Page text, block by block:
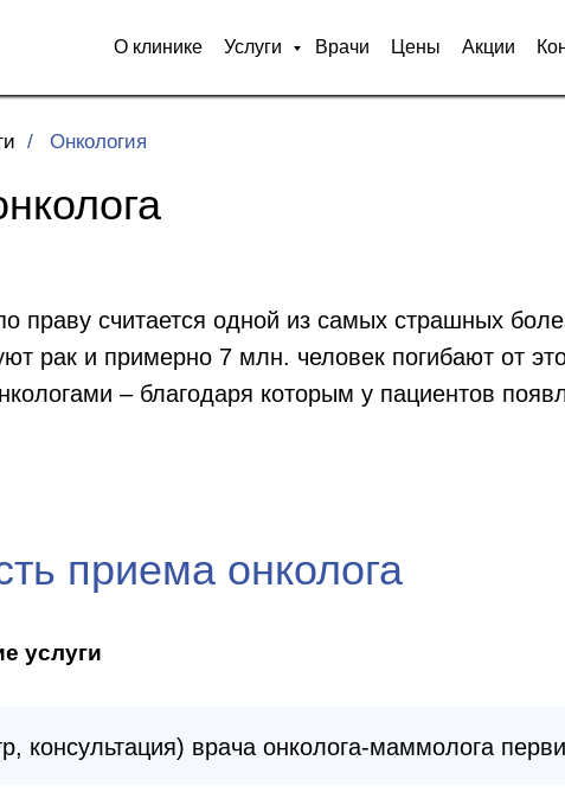
О клинике Услуги Врачи Цены
О клинике Услуги Врачи Цены Акции
/ Онкология
праву считается одной из самых страшных
рак и примерно 7 млн. человек погибают от
– благодаря которым у пациентов
приема онколога
услуги
консультация) врача онколога-маммолога